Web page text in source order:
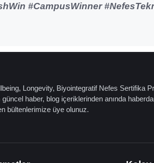
#CampusWinner
Longevity, Biyointegratif Nefes Sertifika
güncel haber, blog içeriklerinden anında
bültenlerimize üye olunuz.